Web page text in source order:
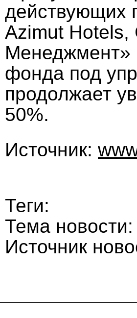
действующих
Azimut Hotels,
Менеджмент»
фонда под
продолжает
50%.
Источник:
Теги:
Тема
Источник